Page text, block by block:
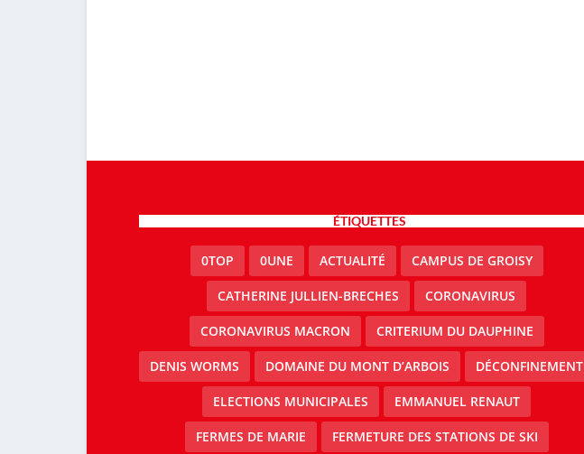
ÉTIQUETTES
0TOP 0UNE ACTUALITÉ CAMPUS DE GROISY
CATHERINE JULLIEN-BRECHES CORONAVIRUS
CORONAVIRUS MACRON CRITERIUM DU DAUPHINE
DENIS WORMS DOMAINE DU MONT D’ARBOIS DÉCONFINEMENT
ELECTIONS MUNICIPALES EMMANUEL RENAUT
FERMES DE MARIE FERMETURE DES STATIONS DE SKI